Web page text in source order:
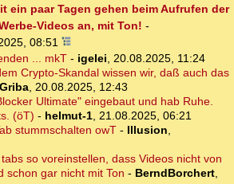
ein paar Tagen gehen beim Aufrufen der
Videos an, mit Ton! -
08:51
... mkT- igelei, 20.08.2025, 11:24
Crypto-Skandal wissen wir, daß auch das
Griba, 20.08.2025, 12:43
Ultimate" eingebaut und hab Ruhe.
(öT) - helmut-1, 21.08.2025, 06:21
stummschalten owT- Illusion,
so voreinstellen, dass Videos nicht von
schon gar nicht mit Ton - BerndBorchert,